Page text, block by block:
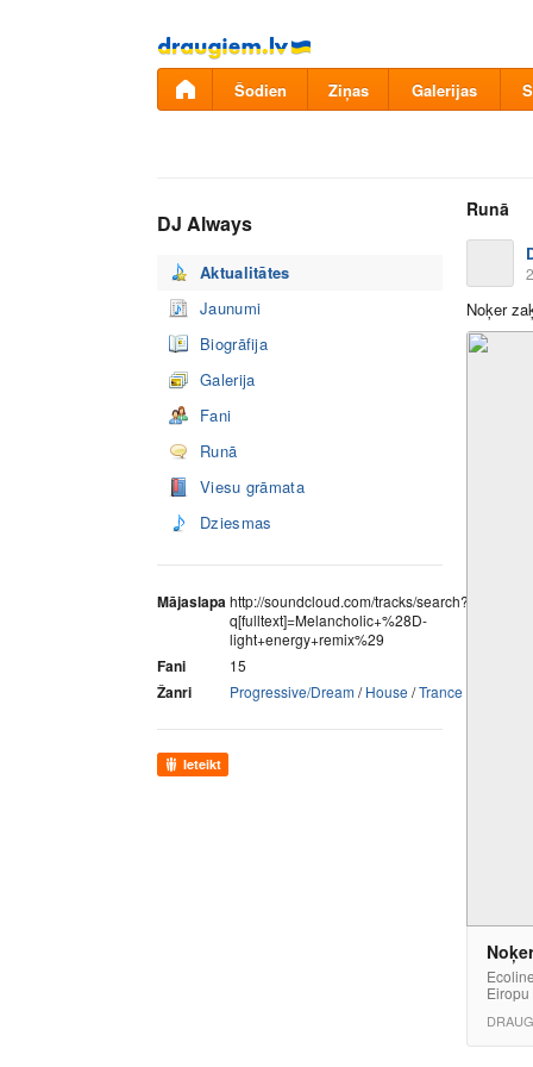
Pāriet
uz
saturu
Šodien Ziņas Galerijas
DJ Always
Aktualitātes
Jaunumi
Biogrāfija
Galerija
Fani
Runā
Viesu grāmata
Dziesmas
Mājaslapahttp://soundcloud.com/tracks/search?
q[fulltext]=Melancholic+%28D-
light+energy+remix%29
Fani 15
Žanri Progressive/Dream/House /Trance
Ieteikt
Runā
Noķer
Eiropu